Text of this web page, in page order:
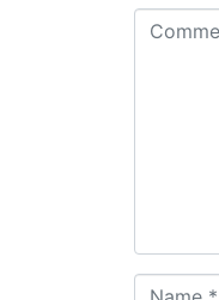
Comment
Name